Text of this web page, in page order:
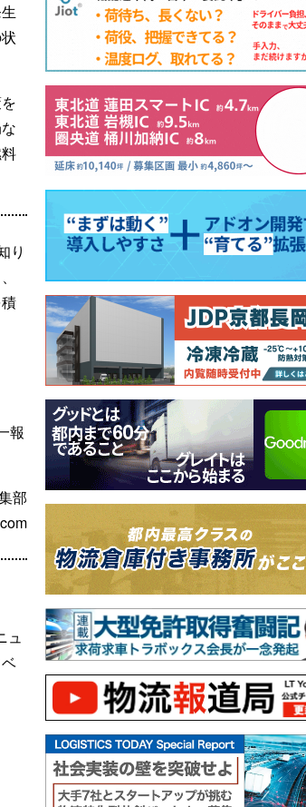
り
報
部
ュ